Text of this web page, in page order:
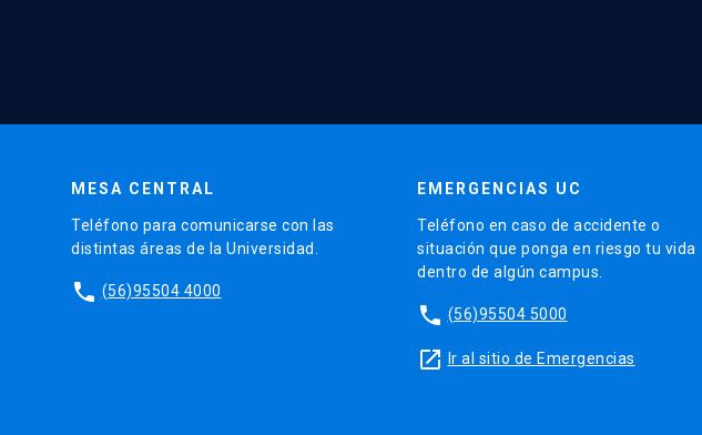
MESA CENTRAL
Teléfono para comunicarse con las
distintas áreas de la Universidad.
phone (56)95504 4000
EMERGENCIAS UC
Teléfono en caso de accidente o
situación que ponga en riesgo tu vida
dentro de algún campus.
phone (56)95504 5000
launch Ir al sitio de Emergencias